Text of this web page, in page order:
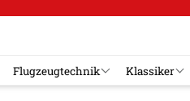
Flugzeugtechnik Klassiker